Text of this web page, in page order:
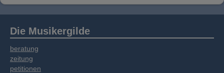
oder die sie im Rahmen Ihrer Nutzung der
Die Musikergilde
beratung
zeitung
petitionen